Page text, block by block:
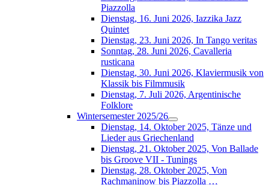
Piazzolla
Dienstag, 16. Juni 2026, Iazzika Jazz
Quintet
Dienstag, 23. Juni 2026, In Tango veritas
Sonntag, 28. Juni 2026, Cavalleria
rusticana
Dienstag, 30. Juni 2026, Klaviermusik von
Klassik bis Filmmusik
Dienstag, 7. Juli 2026, Argentinische
Folklore
Wintersemester 2025/26
Dienstag, 14. Oktober 2025, Tänze und
Lieder aus Griechenland
Dienstag, 21. Oktober 2025, Von Ballade
bis Groove VII - Tunings
Dienstag, 28. Oktober 2025, Von
Rachmaninow bis Piazzolla …